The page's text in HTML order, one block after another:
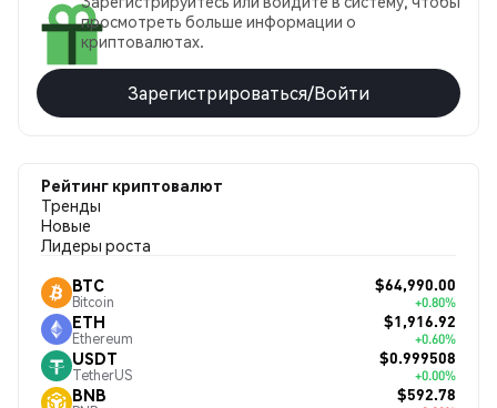
просмотреть больше информации о
криптовалютах.
Зарегистрироваться/Войти
Рейтинг криптовалют
Тренды
Новые
Лидеры роста
BTC
Bitcoin
$64,990.00
+0.80%
ETH
Ethereum
$1,916.92
+0.60%
USDT
TetherUS
$0.999508
+0.00%
BNB $592.78